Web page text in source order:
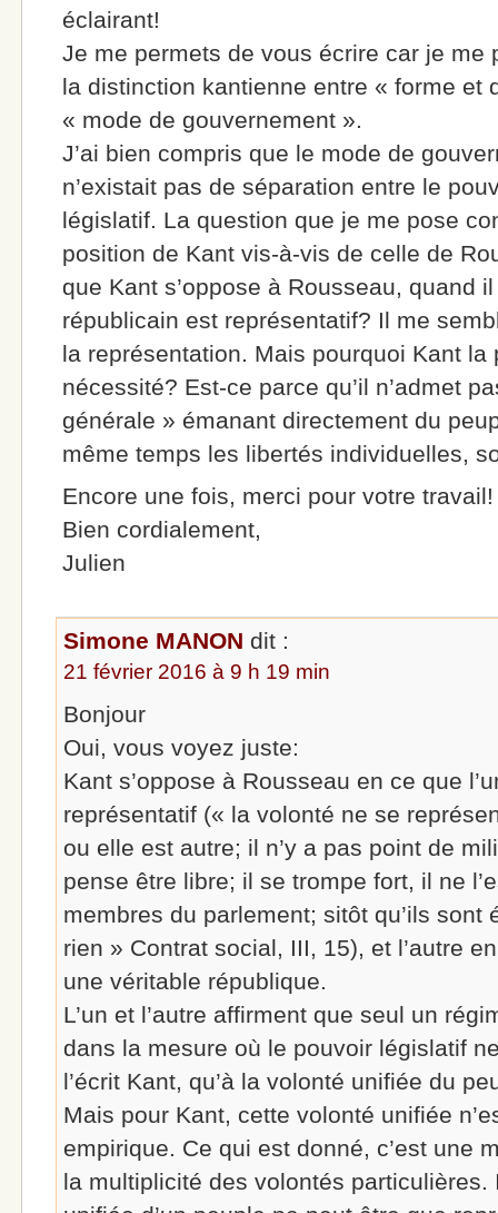
éclairant!
Je me permets de vous écrire car je me
la distinction kantienne entre « forme et
« mode de gouvernement ».
J’ai bien compris que le mode de
n’existait pas de séparation entre le
législatif. La question que je me pose
position de Kant vis-à-vis de celle de
que Kant s’oppose à Rousseau, quand
républicain est représentatif? Il me
la représentation. Mais pourquoi Kant la
nécessité? Est-ce parce qu’il n’admet
générale » émanant directement du
même temps les libertés individuelles,
Encore une fois, merci pour votre travail!
Bien cordialement,
Julien
Simone MANON dit :
21 février 2016 à 9 h 19 min
Bonjour
Oui, vous voyez juste:
Kant s’oppose à Rousseau en ce que
représentatif (« la volonté ne se
ou elle est autre; il n’y a pas point de
pense être libre; il se trompe fort, il ne
membres du parlement; sitôt qu’ils sont
rien » Contrat social, III, 15), et l’autre
une véritable république.
L’un et l’autre affirment que seul un
dans la mesure où le pouvoir législatif
l’écrit Kant, qu’à la volonté unifiée du
Mais pour Kant, cette volonté unifiée
empirique. Ce qui est donné, c’est une
la multiplicité des volontés particulières.